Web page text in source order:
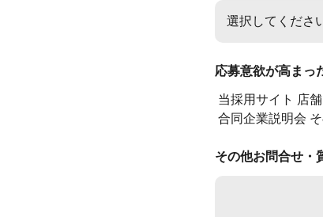
応募意欲が高まっ
当採用サイト 店舗
合同企業説明会
その他お問合せ・